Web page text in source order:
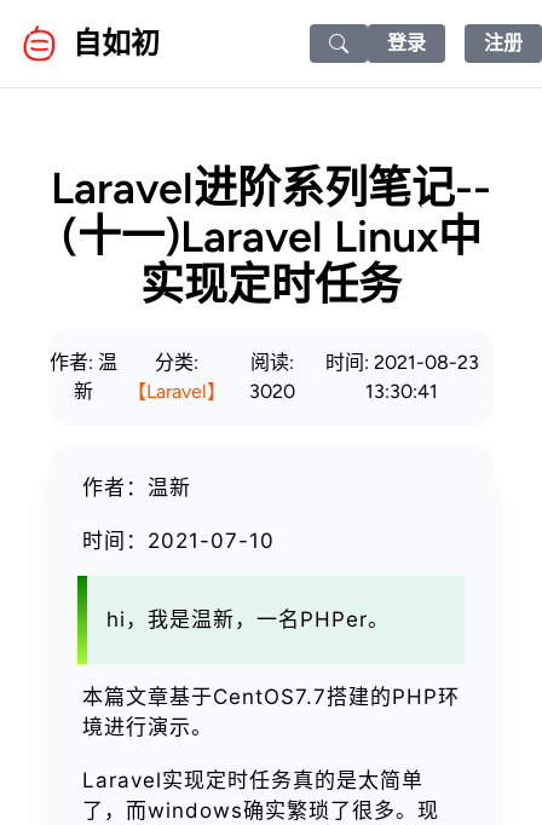
自如初
Search icon
登录 注册
Laravel进阶系列笔记--
(十一)Laravel Linux中
实现定时任务
作者: 温
新
分类:
【Laravel】
阅读:
3020
时间: 2021-08-23
13:30:41
作者：温新
时间：2021-07-10
hi，我是温新，一名PHPer。
本篇文章基于CentOS7.7搭建的PHP环
境进行演示。
Laravel实现定时任务真的是太简单
了，而windows确实繁琐了很多。现